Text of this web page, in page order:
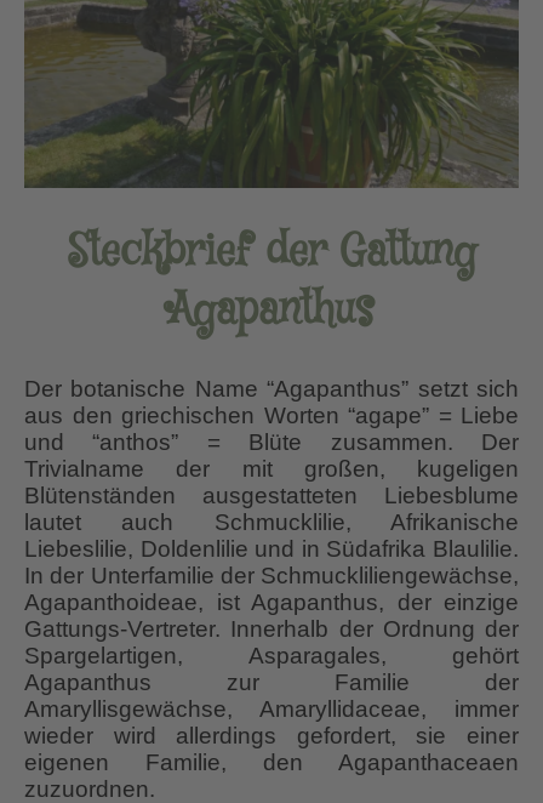
Steckbrief der Gattung
Agapanthus
Der botanische Name “Agapanthus” setzt sich
aus den griechischen Worten “agape” = Liebe
und “anthos” = Blüte zusammen. Der
Trivialname der mit großen, kugeligen
Blütenständen ausgestatteten Liebesblume
lautet auch Schmucklilie, Afrikanische
Liebeslilie, Doldenlilie und in Südafrika Blaulilie.
In der Unterfamilie der Schmuckliliengewächse,
Agapanthoideae, ist Agapanthus, der einzige
Gattungs-Vertreter. Innerhalb der Ordnung der
Spargelartigen, Asparagales, gehört
Agapanthus zur Familie der
Amaryllisgewächse, Amaryllidaceae, immer
wieder wird allerdings gefordert, sie einer
eigenen Familie, den Agapanthaceaen
zuzuordnen.